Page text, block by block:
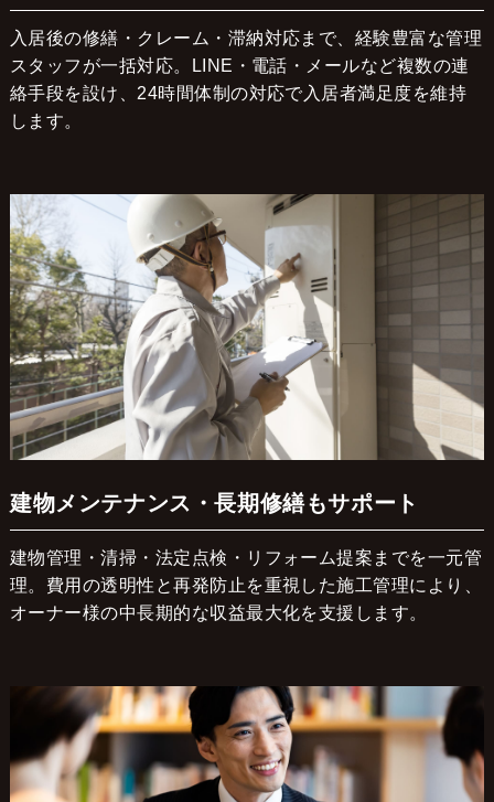
入居後の修繕・クレーム・滞納対応まで、経験豊富な管理
スタッフが一括対応。LINE・電話・メールなど複数の連
絡手段を設け、24時間体制の対応で入居者満足度を維持
します。
建物メンテナンス・長期修繕もサポート
建物管理・清掃・法定点検・リフォーム提案までを一元管
理。費用の透明性と再発防止を重視した施工管理により、
オーナー様の中長期的な収益最大化を支援します。